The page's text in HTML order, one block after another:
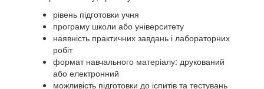
рівень підготовки учня
програму школи або університету
наявність практичних завдань і лабораторних
робіт
формат навчального матеріалу: друкований
або електронний
можливість підготовки до іспитів та тестувань